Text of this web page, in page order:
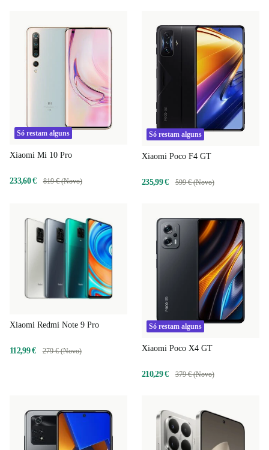
Só restam alguns
Xiaomi Mi 10 Pro
233,60 € 819 € (Novo)
Só restam alguns
Xiaomi Poco F4 GT
235,99 € 599 € (Novo)
Xiaomi Redmi Note 9 Pro
112,99 € 279 € (Novo)
Só restam alguns
Xiaomi Poco X4 GT
210,29 € 379 € (Novo)